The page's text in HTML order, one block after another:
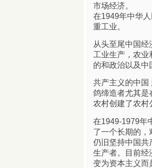
市场经济。
在1949年中华
重工业。
从头至尾中国
工业生产，农
的和政治以及中
共产主义的中国
鸽缔造者尤其是
农村创建了农村
在1949-1979年
了一个长期的
仍旧坚持中国共
生产者。目前经
变为资本主义而